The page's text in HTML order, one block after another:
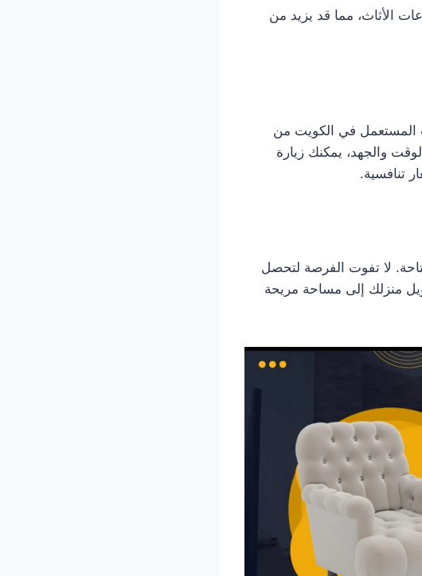
الأثاث، مما قد يزيد من
المستعمل في الكويت من
والجهد، يمكنك زيارة
تنافسية.
لا تفوت الفرصة لتحصل
منزلك إلى مساحة مريحة